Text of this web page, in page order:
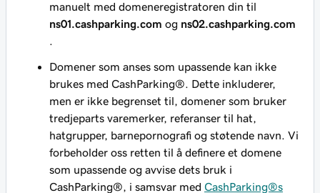
manuelt med domeneregistratoren din til
ns01.cashparking.com og ns02.cashparking.com
Domener som anses som upassende kan ikke
brukes med CashParking®. Dette inkluderer,
men er ikke begrenset til, domener som bruker
tredjeparts varemerker, referanser til hat,
hatgrupper, barnepornografi og støtende navn. Vi
forbeholder oss retten til å definere et domene
som upassende og avvise dets bruk i
CashParking®, i samsvar med CashParking®s